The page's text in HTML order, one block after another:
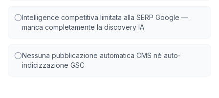
Intelligence competitiva limitata alla SERP Google —
manca completamente la discovery IA
Nessuna pubblicazione automatica CMS né auto-
indicizzazione GSC